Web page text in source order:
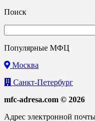
Поиск
Популярные МФЦ
Москва
Санкт-Петербург
mfc-adresa.com © 2026
Адрес электронной